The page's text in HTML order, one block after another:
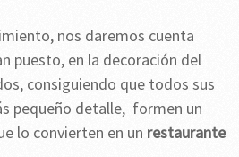
nos daremos cuenta
puesto, en la decoración del
consiguiendo que todos sus
pequeño detalle, formen un
lo convierten en un restaurante